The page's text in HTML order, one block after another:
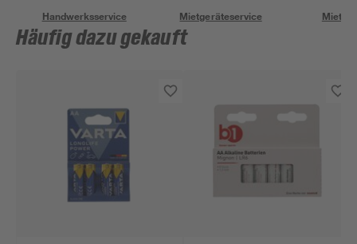
Handwerksservice Mietgeräteservice
Häufig dazu gekauft